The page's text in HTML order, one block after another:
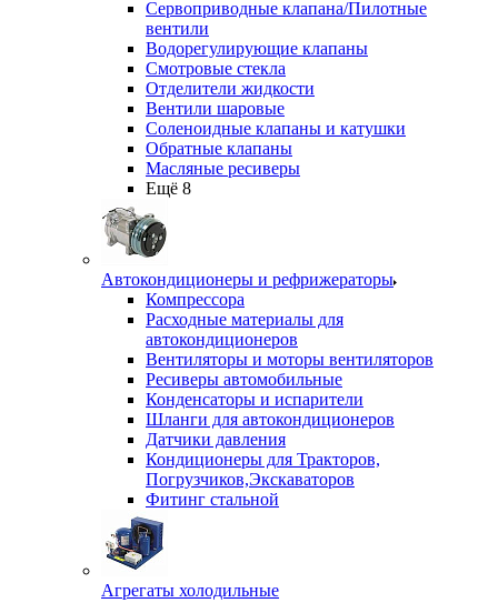
Сервоприводные клапана/Пилотные
вентили
Водорегулирующие клапаны
Смотровые стекла
Отделители жидкости
Вентили шаровые
Соленоидные клапаны и катушки
Обратные клапаны
Масляные ресиверы
Ещё 8
Автокондиционеры и рефрижераторы
Компрессора
Расходные материалы для
автокондиционеров
Вентиляторы и моторы вентиляторов
Ресиверы автомобильные
Конденсаторы и испарители
Шланги для автокондиционеров
Датчики давления
Кондиционеры для Тракторов,
Погрузчиков,Экскаваторов
Фитинг стальной
Агрегаты холодильные